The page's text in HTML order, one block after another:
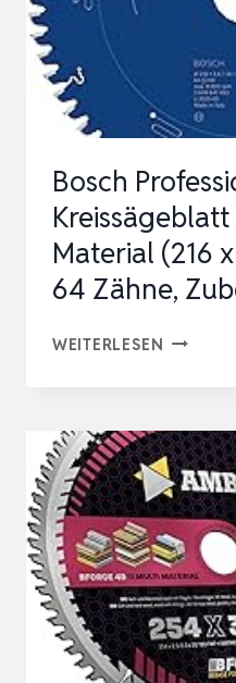
RELEASE
OS…
Bosch
Material (216
64 Zähne,
WEITERLESEN BOSCH
EXPERT
FOR
MULTI
(216
X
30
X